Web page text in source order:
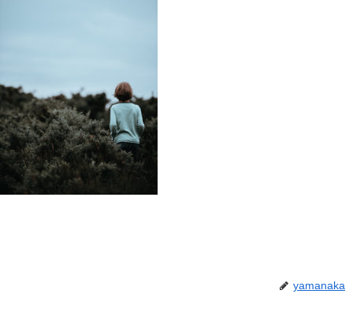
yamanaka